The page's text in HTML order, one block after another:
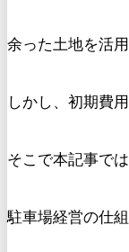
余った土地を活
しかし、初期費
そこで本記事で
駐車場経営の仕